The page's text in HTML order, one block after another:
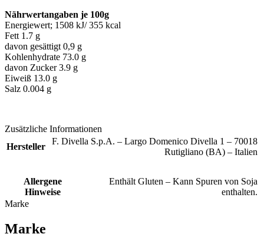
Nährwertangaben je 100g
Energiewert; 1508 kJ/ 355 kcal
Fett 1.7 g
davon gesättigt 0,9 g
Kohlenhydrate 73.0 g
davon Zucker 3.9 g
Eiweiß 13.0 g
Salz 0.004 g
Zusätzliche Informationen
Hersteller
F. Divella S.p.A. – Largo Domenico Divella 1 – 70018
Rutigliano (BA) – Italien
Allergene
Hinweise
Enthält Gluten – Kann Spuren von Soja
enthalten.
Marke
Marke